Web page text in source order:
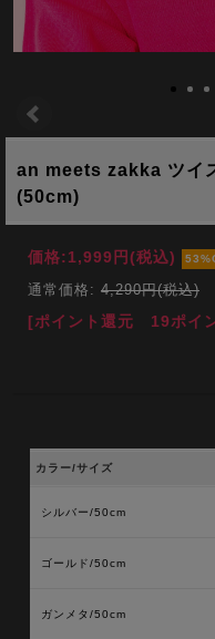
an meets zakka ツイ
(50cm)
価格:1,999円(税込)
通常価格: 4,290円(税込)
[ポイント還元 19ポイ
カラー/サイズ
シルバー/50cm
ゴールド/50cm
ガンメタ/50cm